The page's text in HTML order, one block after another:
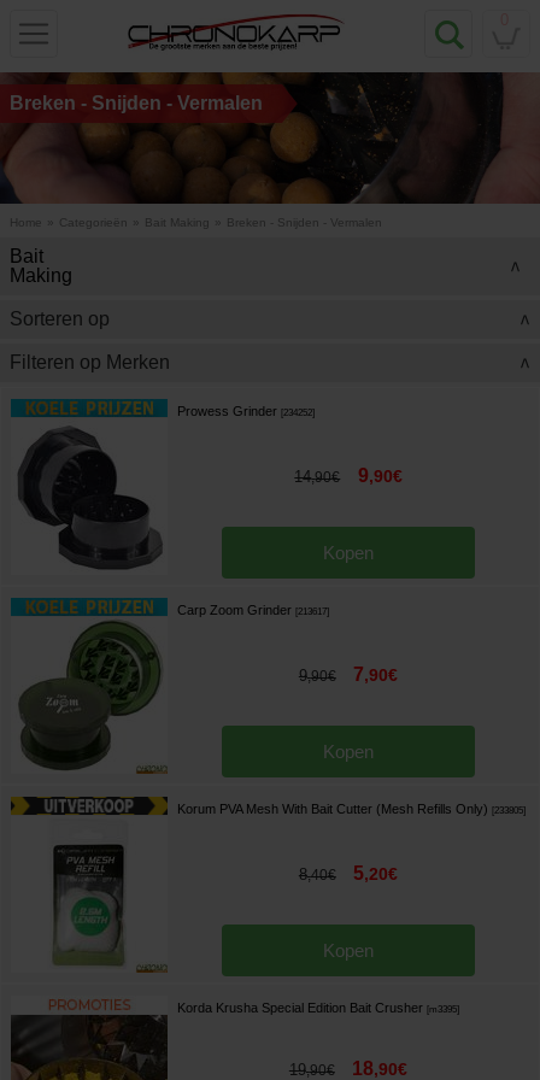
Breken - Snijden - Vermalen
Home Categorieën Bait Making Breken - Snijden - Vermalen
Bait
Making
>
Sorteren op >
Filteren op Merken >
Prowess Grinder [234252]
14,90€ 9,90€
Kopen
Carp Zoom Grinder [213617]
9,90€ 7,90€
Kopen
Korum PVA Mesh With Bait Cutter (Mesh Refills Only) [233805]
8,40€ 5,20€
Kopen
Korda Krusha Special Edition Bait Crusher [m3395]
19,90€ 18,90€